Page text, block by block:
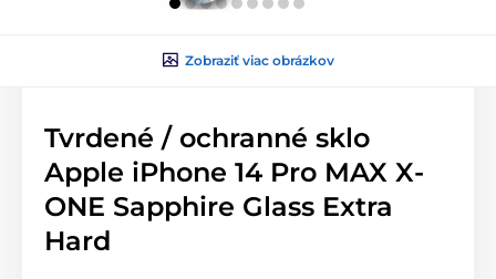
Zobraziť viac obrázkov
Tvrdené / ochranné sklo
Apple iPhone 14 Pro MAX X-
ONE Sapphire Glass Extra
Hard